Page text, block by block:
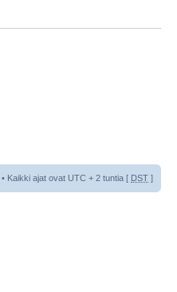
• Kaikki ajat ovat UTC + 2 tuntia [ DST ]